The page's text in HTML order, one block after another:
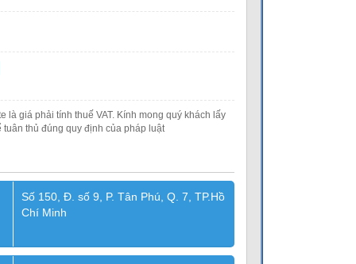
là giá phải tính thuế VAT. Kính mong quý khách lấy
thủ đúng quy định của pháp luật
Số 150, Đ. số 9, P. Tân Phú, Q. 7, TP.Hồ
Chí Minh